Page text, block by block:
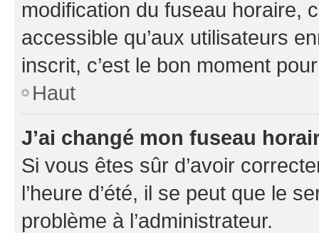
modification du fuseau horaire,
accessible qu’aux utilisateurs
inscrit, c’est le bon moment
Haut
J’ai changé mon fuseau
Si vous êtes sûr d’avoir
l’heure d’été, il se peut que le
problème à l’administrateur.